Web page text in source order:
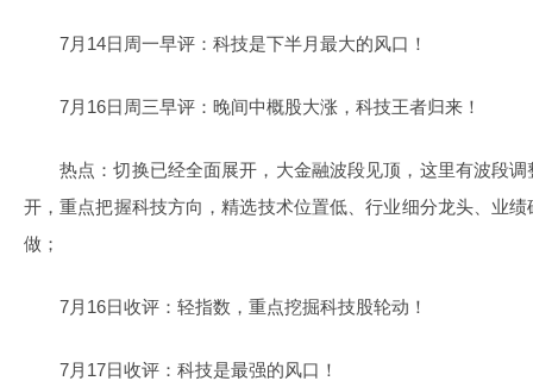
7月14日周一早评：科技是下半月最大的风口！
7月16日周三早评：晚间中概股大涨，科技王者归来！
热点：切换已经全面展开，大金融波段见顶，这里有波段
开，重点把握科技方向，精选技术位置低、行业细分龙头、业
做；
7月16日收评：轻指数，重点挖掘科技股轮动！
7月17日收评：科技是最强的风口！